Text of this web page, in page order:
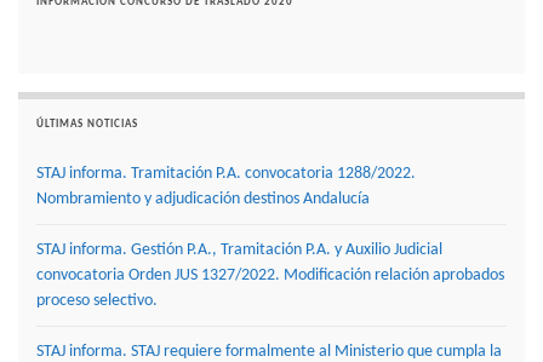
ÚLTIMAS NOTICIAS
STAJ informa. Tramitación P.A. convocatoria 1288/2022.
Nombramiento y adjudicación destinos Andalucía
STAJ informa. Gestión P.A., Tramitación P.A. y Auxilio Judicial
convocatoria Orden JUS 1327/2022. Modificación relación aprobados
proceso selectivo.
STAJ informa. STAJ requiere formalmente al Ministerio que cumpla la